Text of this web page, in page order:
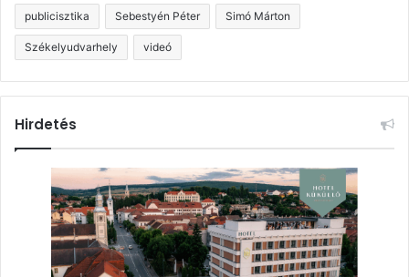
publicisztika Sebestyén Péter Simó Márton
Székelyudvarhely videó
Hirdetés